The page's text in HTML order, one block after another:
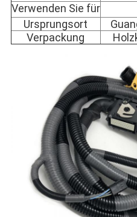
Verwenden Sie für
Ursprungsort
Verpackung